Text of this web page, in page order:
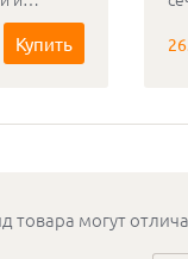
в
Купить
могут